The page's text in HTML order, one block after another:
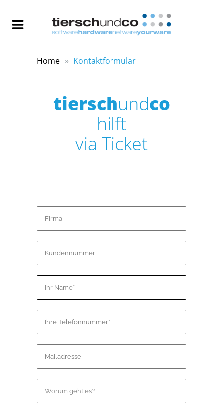
Home Kontaktformular
tierschundco
hilft
via Ticket